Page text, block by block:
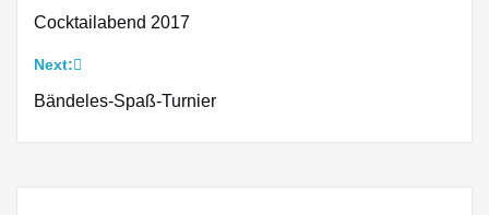
Cocktailabend 2017
Next:
Bändeles-Spaß-Turnier